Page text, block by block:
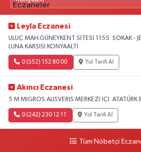
Leyla Eczanesi
ULUÇ MAH.GÜNEYKENT SİTESİ 1155. SOKAK -
LUNA KARŞISI KONYAALTI
0 (552) 152 80 00 Yol Tarifi Al
Akıncı Eczanesi
5 M MIGROS ALISVERIS MERKEZI IÇI. ATATÜRK
0 (242) 230 12 11 Yol Tarifi Al
Tüm Nöbetçi